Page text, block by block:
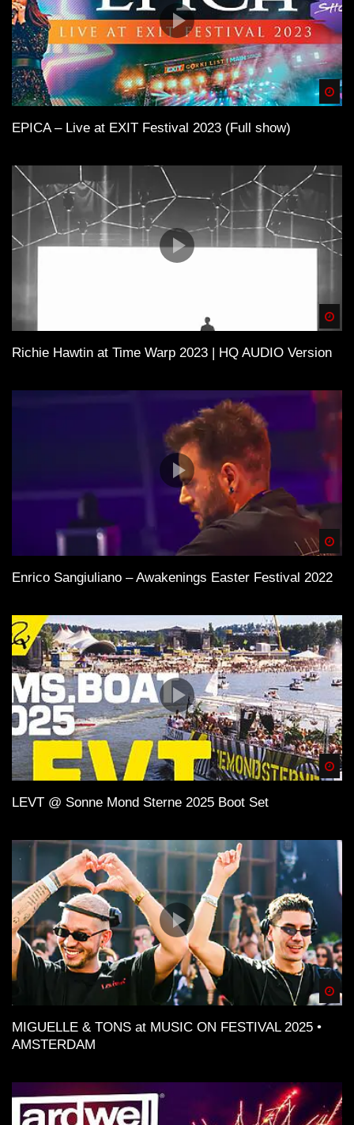
EPICA – Live at EXIT Festival 2023 (Full show)
Richie Hawtin at Time Warp 2023 | HQ AUDIO Version
Enrico Sangiuliano – Awakenings Easter Festival 2022
LEVT @ Sonne Mond Sterne 2025 Boot Set
MIGUELLE & TONS at MUSIC ON FESTIVAL 2025 •
AMSTERDAM